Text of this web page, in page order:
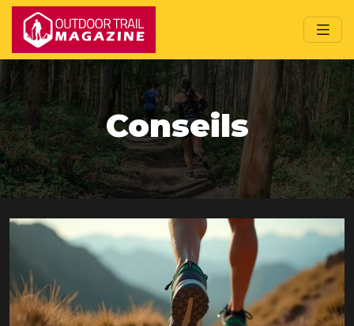
Conseils